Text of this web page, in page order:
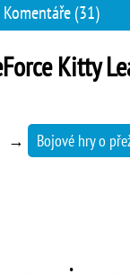
Komentáře (31)
Kitty
→ Bojové hry o